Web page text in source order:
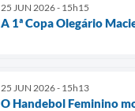
25 JUN 2026 - 15h15
A 1ª Copa Olegário
25 JUN 2026 - 15h13
O Handebol Feminino